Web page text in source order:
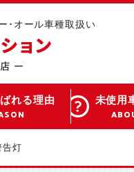
･オール車種取扱い
れる理由 未使用
告灯